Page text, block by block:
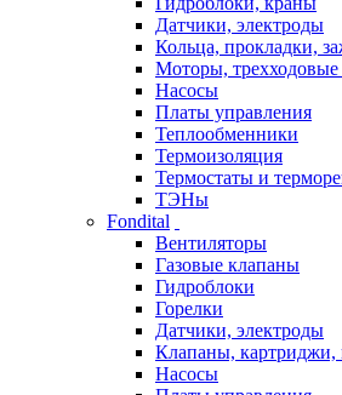
Датчики, электроды
Кольца, прокладки,
Моторы,
Насосы
Платы управления
Теплообменники
Термоизоляция
Термостаты и
ТЭНы
Fondital
Вентиляторы
Газовые клапаны
Гидроблоки
Горелки
Датчики, электроды
Клапаны, картриджи,
Насосы